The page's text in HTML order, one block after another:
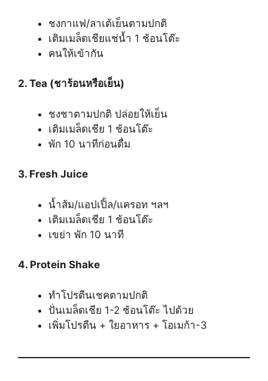
ชงกาแฟ/ลาเต้เย็นตามปกติ
เติมเมล็ดเชียแช่น้ำ 1 ช้อนโต๊ะ
คนให้เข้ากัน
2. Tea (ชาร้อนหรือเย็น)
ชงชาตามปกติ ปล่อยให้เย็น
เติมเมล็ดเชีย 1 ช้อนโต๊ะ
พัก 10 นาทีก่อนดื่ม
3. Fresh Juice
น้ำส้ม/แอปเปิ้ล/แครอท ฯลฯ
เติมเมล็ดเชีย 1 ช้อนโต๊ะ
เขย่า พัก 10 นาที
4. Protein Shake
ทำโปรตีนเชคตามปกติ
ปั่นเมล็ดเชีย 1-2 ช้อนโต๊ะ ไปด้วย
เพิ่มโปรตีน + ใยอาหาร + โอเมก้า-3